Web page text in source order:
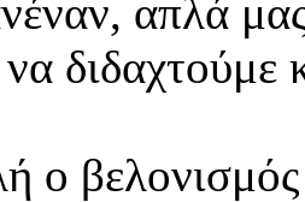
απλά
ο